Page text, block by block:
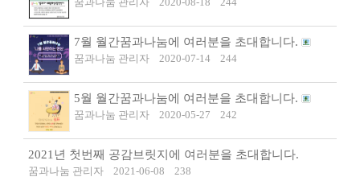
7월 월간꿈과나눔에 여러분을 초대합니다.
꿈과나눔 관리자 2020-07-14 244
5월 월간꿈과나눔에 여러분을 초대합니다.
꿈과나눔 관리자 2020-05-27 242
2021년 첫번째 공감브릿지에 여러분을 초대합니다.
꿈과나눔 관리자 2021-06-08 238